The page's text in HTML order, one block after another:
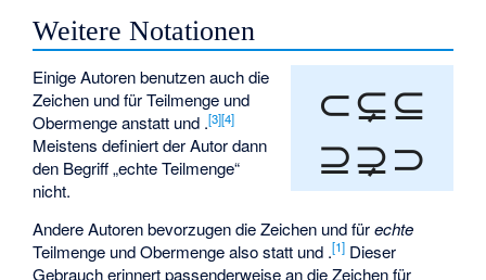
Weitere Notationen
⊂⊊⊆
⊇⊋⊃
Einige Autoren benutzen auch die
Zeichen undfür Teilmenge und
Obermenge anstatt und .[3][4]
Meistens definiert der Autor dann
den Begriff „echte Teilmenge“
nicht.
Andere Autoren bevorzugen die Zeichen undfürechte
Teilmenge und Obermenge also statt und .[1] Dieser
Gebrauch erinnert passenderweise an die Zeichen für